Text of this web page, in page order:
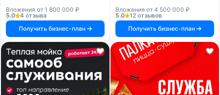
Вложения от 1 800 000 ₽
5.0
4 отзыва
Получить бизнес-план
Вложения от 4 500 000 ₽
5.0
12 отзывов
Получить бизнес-план